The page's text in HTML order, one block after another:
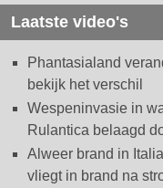
Laatste video's
Phantasialand
bekijk het verschil
Wespeninvasie in
Rulantica belaagd
Alweer brand in
vliegt in brand na